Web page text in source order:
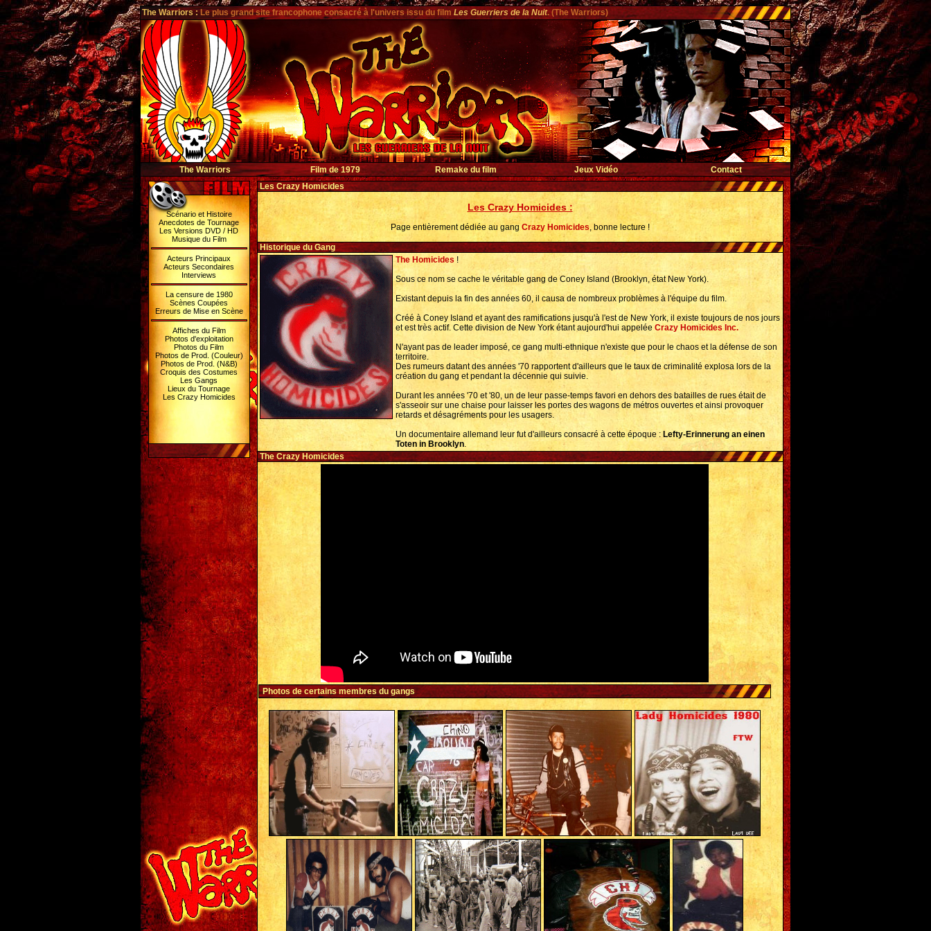
The Warriors: Le plus grand site francophone consacré à l'univers issu du film Les Guerriers de la Nuit. (The Warriors)
The Warriors Film de 1979 Remake du film Jeux Vidéo Contact
Scénario et Histoire
Anecdotes de Tournage
Les Versions DVD / HD
Musique du Film
Acteurs Principaux
Acteurs Secondaires
Interviews
La censure de 1980
Scènes Coupées
Erreurs de Mise en Scène
Affiches du Film
Photos d'exploitation
Photos du Film
Photos de Prod. (Couleur)
Photos de Prod. (N&B)
Croquis des Costumes
Les Gangs
Lieux du Tournage
Les Crazy Homicides
Les Crazy Homicides
Les Crazy Homicides :
Page entièrement dédiée au gang Crazy Homicides, bonne lecture !
Historique du Gang
The Homicides!
Sous ce nom se cache le véritable gang de Coney Island (Brooklyn, état New York).
Existant depuis la fin des années 60, il causa de nombreux problèmes à l'équipe du film.
Créé à Coney Island et ayant des ramifications jusqu'à l'est de New York, il existe toujours de nos jours
et est très actif. Cette division de New York étant aujourd'hui appelée Crazy Homicides Inc.
N'ayant pas de leader imposé, ce gang multi-ethnique n'existe que pour le chaos et la défense de son
territoire.
Des rumeurs datant des années '70 rapportent d'ailleurs que le taux de criminalité explosa lors de la
création du gang et pendant la décennie qui suivie.
Durant les années '70 et '80, un de leur passe-temps favori en dehors des batailles de rues était de
s'asseoir sur une chaise pour laisser les portes des wagons de métros ouvertes et ainsi provoquer
retards et désagréments pour les usagers.
Un documentaire allemand leur fut d'ailleurs consacré à cette époque : Lefty-Erinnerung an einen
Toten in Brooklyn.
The Crazy Homicides
Photos de certains membres du gangs